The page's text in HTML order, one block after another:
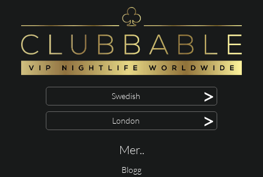
Swedish >
London >
Mer..
Blogg